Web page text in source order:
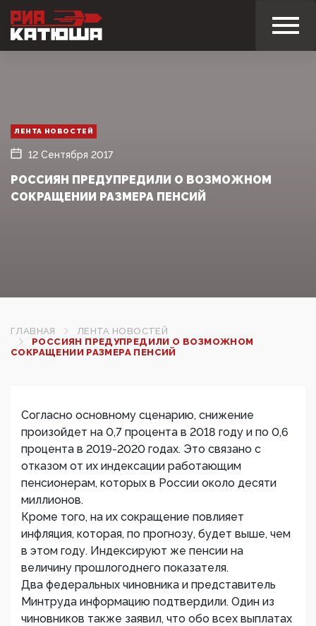
ЛЕНТА НОВОСТЕЙ
12 Сентября 2017
РОССИЯН ПРЕДУПРЕДИЛИ О ВОЗМОЖНОМ
СОКРАЩЕНИИ РАЗМЕРА ПЕНСИЙ‍
ГЛАВНАЯ
ЛЕНТА НОВОСТЕЙ
РОССИЯН ПРЕДУПРЕДИЛИ О ВОЗМОЖНОМ
СОКРАЩЕНИИ РАЗМЕРА ПЕНСИЙ‍
Согласно основному сценарию, снижение
произойдет на 0,7 процента в 2018 году и по 0,6
процента в 2019-2020 годах. Это связано с
отказом от их индексации работающим
пенсионерам, которых в России около десяти
миллионов.
Кроме того, на их сокращение повлияет
инфляция, которая, по прогнозу, будет выше, чем
в этом году. Индексируют же пенсии на
величину прошлогоднего показателя.
Два федеральных чиновника и представитель
Минтруда информацию подтвердили. Один из
чиновников также заявил, что обо всех выплатах